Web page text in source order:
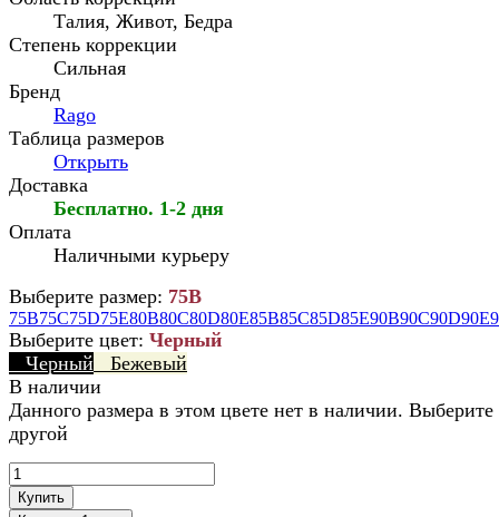
Талия, Живот, Бедра
Степень коррекции
Сильная
Бренд
Rago
Таблица размеров
Открыть
Доставка
Бесплатно. 1-2 дня
Оплата
Наличными курьеру
Выберите размер: 75B
75B75C75D75E80B80C80D80E85B85C85D85E90B90C90D90E
Выберите цвет: Черный
Черный
Бежевый
В наличии
Данного размера в этом цвете нет в наличии. Выберите
другой
Купить